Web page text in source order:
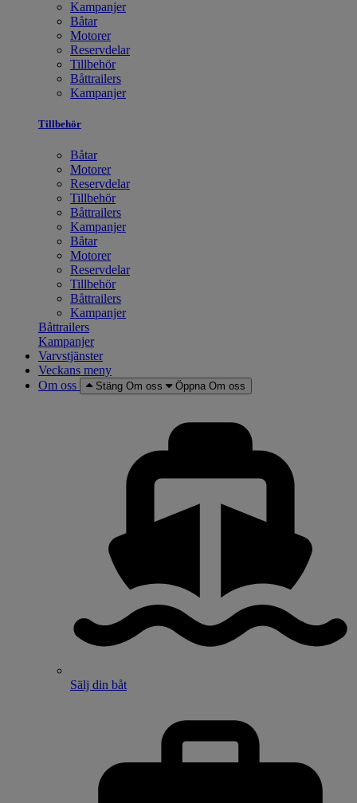
Kampanjer
Båtar
Motorer
Reservdelar
Tillbehör
Båttrailers
Kampanjer
Tillbehör
Båtar
Motorer
Reservdelar
Tillbehör
Båttrailers
Kampanjer
Båtar
Motorer
Reservdelar
Tillbehör
Båttrailers
Kampanjer
Båttrailers
Kampanjer
Varvstjänster
Veckans meny
Om oss
Stäng Om oss Öppna Om oss
Sälj din båt